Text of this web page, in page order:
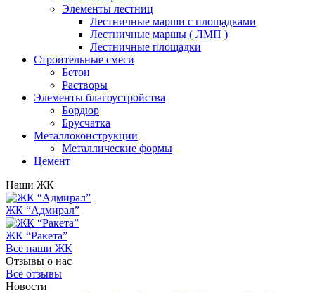
Элементы лестниц
Лестничные марши с площадками
Лестничные маршы ( ЛМП )
Лестничные площадки
Строительные смеси
Бетон
Растворы
Элементы благоустройства
Бордюр
Брусчатка
Металлоконструкции
Металлические формы
Цемент
Наши ЖК
ЖК “Адмирал”
ЖК “Ракета”
Все наши ЖК
Отзывы о нас
Все отзывы
Новости